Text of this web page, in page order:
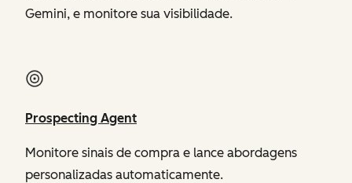
Gemini, e monitore sua visibilidade.
Prospecting Agent
Monitore sinais de compra e lance abordagens
personalizadas automaticamente.